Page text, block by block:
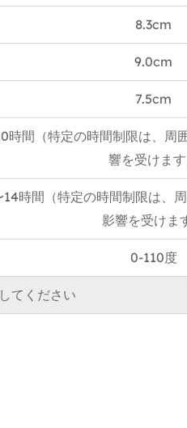
感じられ、断熱材は素晴らしいで
ザーB：「竹製染色鋼の組み合わせ
ザーC：「シリコンの底が私の机の
滑らせたり引っ掻いたりすること
8.3cm
9.0cm
7.5cm
時間（特定の時間制限は、周
響を受けます
14時間（特定の時間制限は、
影響を受けま
0-110度
てください